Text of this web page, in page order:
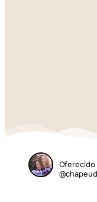
Oferecido